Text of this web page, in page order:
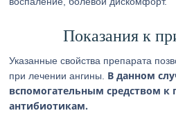
Показания к
Указанные свойства препарата
при лечении ангины. В данном
вспомогательным средством
антибиотикам.